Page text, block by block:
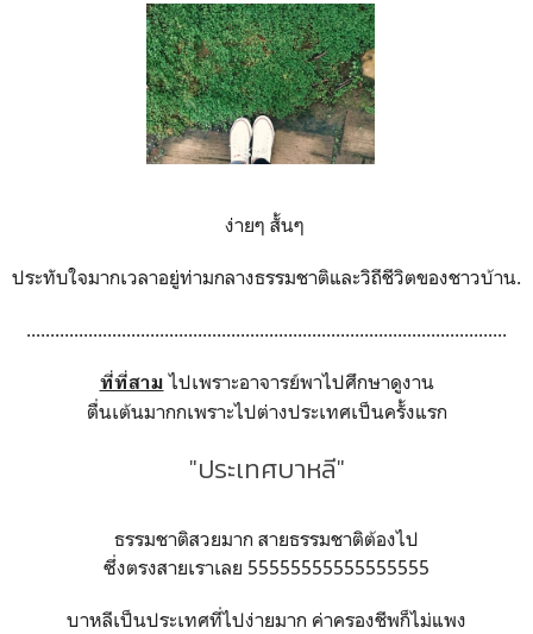
ง่ายๆ สั้นๆ
ประทับใจมากเวลาอยู่ท่ามกลางธรรมชาติและวิถีชีวิตของชาวบ้าน.
.....................................................................................................
ที่ที่สาม ไปเพราะอาจารย์พาไปศึกษาดูงาน
ตื่นเต้นมากกเพราะไปต่างประเทศเป็นครั้งแรก
"ประเทศบาหลี"
ธรรมชาติสวยมาก สายธรรมชาติต้องไป
ซึ่งตรงสายเราเลย 55555555555555555
บาหลีเป็นประเทศที่ไปง่ายมาก ค่าครองชีพก็ไม่แพง